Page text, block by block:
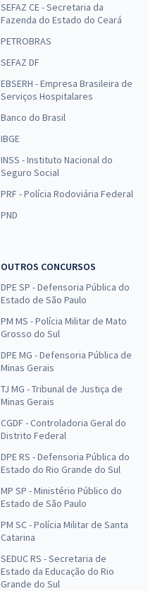
SEFAZ CE - Secretaria da
Fazenda do Estado do Ceará
PETROBRAS
SEFAZ DF
EBSERH - Empresa Brasileira de
Serviços Hospitalares
Banco do Brasil
IBGE
INSS - Instituto Nacional do
Seguro Social
PRF - Polícia Rodoviária Federal
PND
OUTROS CONCURSOS
DPE SP - Defensoria Pública do
Estado de São Paulo
PM MS - Polícia Militar de Mato
Grosso do Sul
DPE MG - Defensoria Pública de
Minas Gerais
TJ MG - Tribunal de Justiça de
Minas Gerais
CGDF - Controladoria Geral do
Distrito Federal
DPE RS - Defensoria Pública do
Estado do Rio Grande do Sul
MP SP - Ministério Público do
Estado de São Paulo
PM SC - Polícia Militar de Santa
Catarina
SEDUC RS - Secretaria de
Estado da Educação do Rio
Grande do Sul